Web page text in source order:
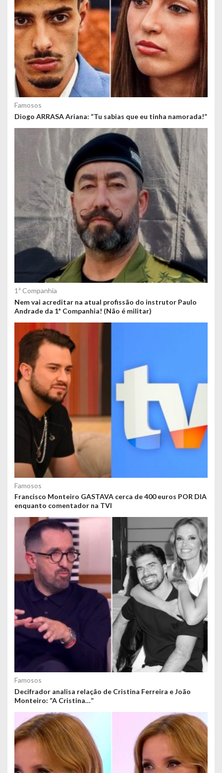
o
s
Famosos
Diogo ARRASA Ariana: “Tu sabias que eu tinha namorada!”
1ª Companhia
Nem vai acreditar na atual profissão do instrutor Paulo
Andrade da 1ª Companhia! (Não é militar)
Famosos
Francisco Monteiro GASTAVA cerca de 400 euros POR DIA
enquanto comentador na TVI
Famosos
Decifrador analisa relação de Cristina Ferreira e João
Monteiro: “A Cristina…”